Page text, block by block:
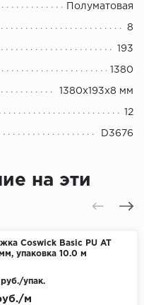
Полуматовая
8
193
1380
1380х193х8 мм
12
D3676
на эти
Coswick Basic PU AT
упаковка 10.0 м
м
упак.